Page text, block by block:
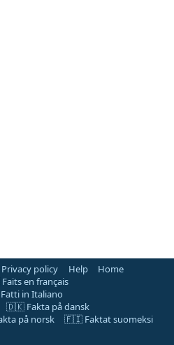
Privacy policy Help
Home
en français
in Italiano
🇩🇰 Fakta på dansk
på norsk
🇫🇮 Faktat suomeksi